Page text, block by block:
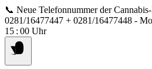
Springe
zum
Inhalt
📞 Neue Telefonnummer der
0281/16477447 + 0281/16477448 -
15 : 00 Uhr